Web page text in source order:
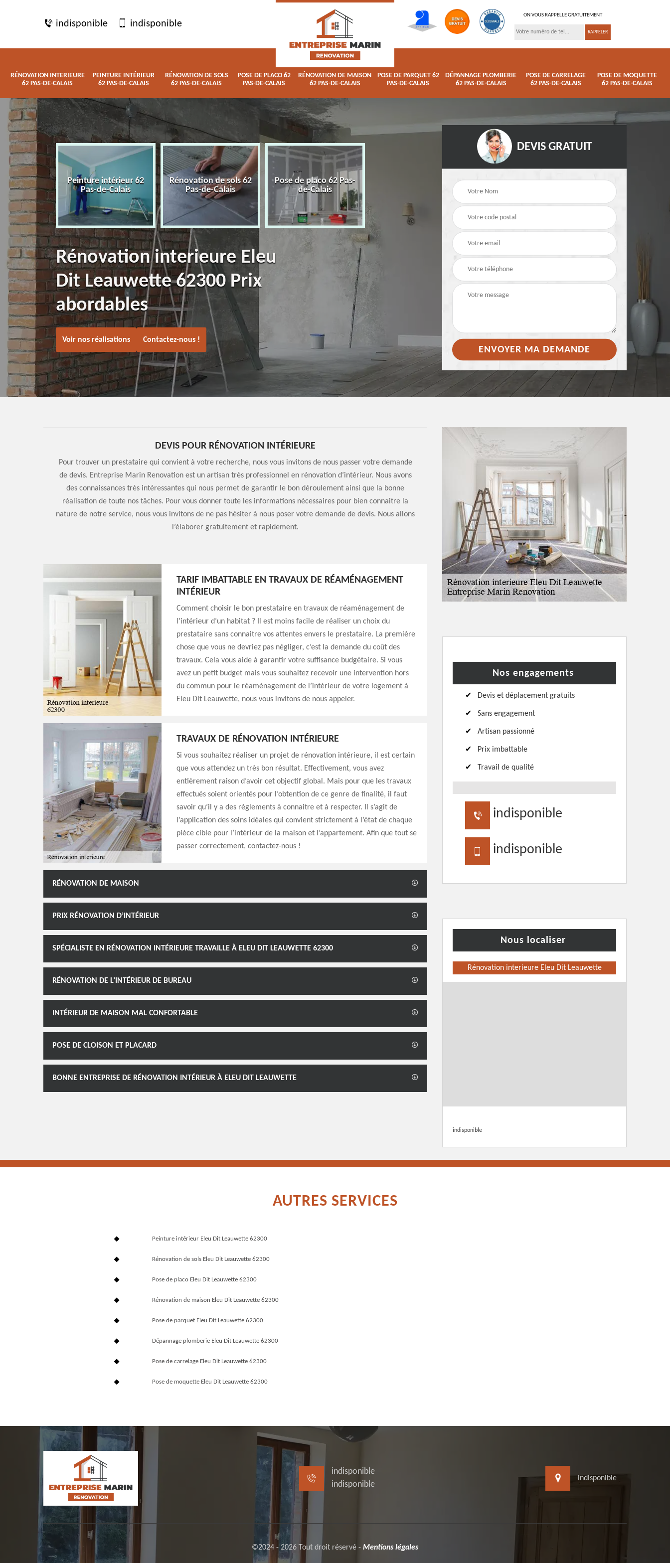
indisponible indisponible
ON VOUS RAPPELLE GRATUITEMENT
RÉNOVATION INTERIEURE
62 PAS-DE-CALAIS
PEINTURE INTÉRIEUR
62 PAS-DE-CALAIS
RÉNOVATION DE SOLS
62 PAS-DE-CALAIS
POSE DE PLACO 62
PAS-DE-CALAIS
RÉNOVATION DE MAISON
62 PAS-DE-CALAIS
POSE DE PARQUET 62
PAS-DE-CALAIS
DÉPANNAGE PLOMBERIE
62 PAS-DE-CALAIS
POSE DE CARRELAGE
62 PAS-DE-CALAIS
POSE DE MOQUETTE
62 PAS-DE-CALAIS
interieure
Calais
Peinture intérieur 62
Pas-de-Calais
Rénovation de sols 62
Pas-de-Calais
Pose de placo 62 Pas-
de-Calais
Rénovation de maison
Pose de parquet 62
Dépannage
62 Pas-de-Calais
Rénovation interieure Eleu
Dit Leauwette 62300 Prix
abordables
Voir nos réalisations Contactez-nous !
DEVIS GRATUIT
DEVIS POUR RÉNOVATION INTÉRIEURE
Pour trouver un prestataire qui convient à votre recherche, nous vous invitons de nous passer votre demande
de devis. Entreprise Marin Renovation est un artisan très professionnel en rénovation d’intérieur. Nous avons
des connaissances très intéressantes qui nous permet de garantir le bon déroulement ainsi que la bonne
réalisation de toute nos tâches. Pour vous donner toute les informations nécessaires pour bien connaitre la
nature de notre service, nous vous invitons de ne pas hésiter à nous poser votre demande de devis. Nous allons
l’élaborer gratuitement et rapidement.
TARIF IMBATTABLE EN TRAVAUX DE RÉAMÉNAGEMENT
INTÉRIEUR
Comment choisir le bon prestataire en travaux de réaménagement de
l’intérieur d’un habitat ? Il est moins facile de réaliser un choix du
prestataire sans connaitre vos attentes envers le prestataire. La première
chose que vous ne devriez pas négliger, c’est la demande du coût des
travaux. Cela vous aide à garantir votre suffisance budgétaire. Si vous
avez un petit budget mais vous souhaitez recevoir une intervention hors
du commun pour le réaménagement de l’intérieur de votre logement à
Eleu Dit Leauwette, nous vous invitons de nous appeler.
TRAVAUX DE RÉNOVATION INTÉRIEURE
Si vous souhaitez réaliser un projet de rénovation intérieure, il est certain
que vous attendez un très bon résultat. Effectivement, vous avez
entièrement raison d’avoir cet objectif global. Mais pour que les travaux
effectués soient orientés pour l’obtention de ce genre de finalité, il faut
savoir qu’il y a des règlements à connaitre et à respecter. Il s’agit de
l’application des soins idéales qui convient strictement à l’état de chaque
pièce cible pour l’intérieur de la maison et l’appartement. Afin que tout se
passer correctement, contactez-nous !
RÉNOVATION DE MAISON
PRIX RÉNOVATION D’INTÉRIEUR
SPÉCIALISTE EN RÉNOVATION INTÉRIEURE TRAVAILLE À ELEU DIT LEAUWETTE 62300
RÉNOVATION DE L’INTÉRIEUR DE BUREAU
INTÉRIEUR DE MAISON MAL CONFORTABLE
POSE DE CLOISON ET PLACARD
BONNE ENTREPRISE DE RÉNOVATION INTÉRIEUR À ELEU DIT LEAUWETTE
Nos engagements
Devis et déplacement gratuits
Sans engagement
Artisan passionné
Prix imbattable
Travail de qualité
indisponible
indisponible
Nous localiser
Rénovation interieure Eleu Dit Leauwette
indisponible
AUTRES SERVICES
Peinture intérieur Eleu Dit Leauwette 62300
Rénovation de sols Eleu Dit Leauwette 62300
Pose de placo Eleu Dit Leauwette 62300
Rénovation de maison Eleu Dit Leauwette 62300
Pose de parquet Eleu Dit Leauwette 62300
Dépannage plomberie Eleu Dit Leauwette 62300
Pose de carrelage Eleu Dit Leauwette 62300
Pose de moquette Eleu Dit Leauwette 62300
indisponible
indisponible
indisponible
©2024 - 2026 Tout droit réservé - Mentions légales